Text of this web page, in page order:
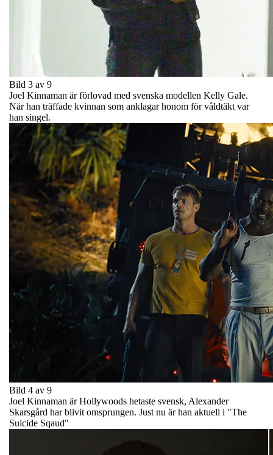
Bild 3 av 9
Joel Kinnaman är förlovad med svenska modellen Kelly Gale.
När han träffade kvinnan som anklagar honom för våldtäkt var
han singel.
Bild 4 av 9
Joel Kinnaman är Hollywoods hetaste svensk, Alexander
Skarsgård har blivit omsprungen. Just nu är han aktuell i "The
Suicide Sqaud"